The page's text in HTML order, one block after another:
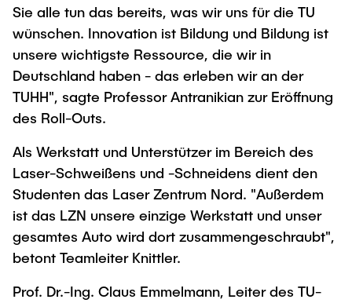
Sie alle tun das bereits, was wir uns für die TU
wünschen. Innovation ist Bildung und Bildung ist
unsere wichtigste Ressource, die wir in
Deutschland haben - das erleben wir an der
TUHH", sagte Professor Antranikian zur Eröffnung
des Roll-Outs.
Als Werkstatt und Unterstützer im Bereich des
Laser-Schweißens und -Schneidens dient den
Studenten das Laser Zentrum Nord. "Außerdem
ist das LZN unsere einzige Werkstatt und unser
gesamtes Auto wird dort zusammengeschraubt",
betont Teamleiter Knittler.
Prof. Dr.-Ing. Claus Emmelmann, Leiter des TU-